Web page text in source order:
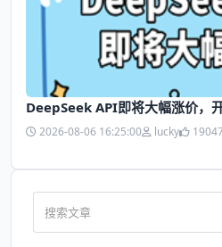
DeepSeek API即将大幅涨价，
2026-08-06 16:25:00 lucky